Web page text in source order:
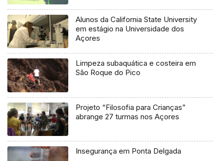
Alunos da California State University
em estágio na Universidade dos
Açores
Limpeza subaquática e costeira em
São Roque do Pico
Projeto “Filosofia para Crianças”
abrange 27 turmas nos Açores
Insegurança em Ponta Delgada